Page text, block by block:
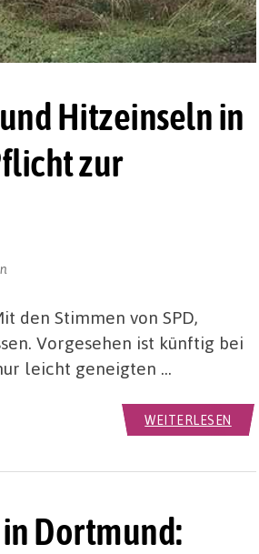
Hitzeinseln in
zur
den Stimmen von SPD,
Vorgesehen ist künftig bei
leicht geneigten …
WEITERLESEN
Dortmund: